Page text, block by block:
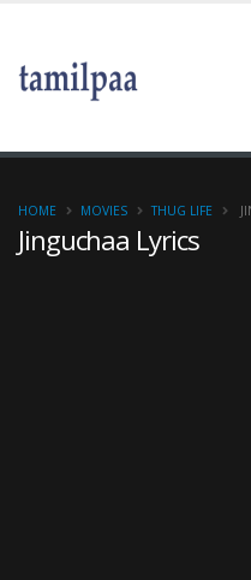
Jinguchaa Lyrics
HOME MOVIES THUG LIFE